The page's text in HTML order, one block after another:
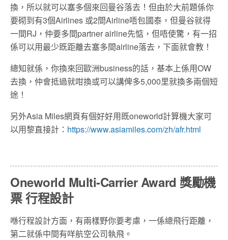
換，所以就可以塞多個來回曼谷落去！但由於大前題係你
要砌到有3個Airlines 或2間Airline唔包國泰，但曼谷就得
一間RJ，仲要多間partner airline先惦，但唔使驚，有一招
係可以用最少既距離去塞多間airline落去，下面就會教！
總知就係，你換來回歐洲business的話，基本上係用OW
去換，仲會抵過就咁換或可以講俾多5,000里就換多兩個短
途！
另外Asia Miles網頁有個好好用既oneworld計算機大家可
以用黎直接計： https://www.asiamiles.com/zh/afr.html
Oneworld Multi-Carrier Award 獎勵機
票 行程設計
喺行程設計方面，有兩樣野你要考慮，一係總飛行距離，
第二就係中間有咩航空公司執飛。